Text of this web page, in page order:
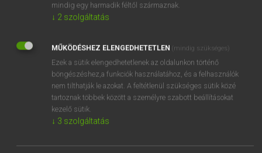
REGISZTRÁCIÓ
EURÓPAI UNIÓS TERMINOLÓGIAI SZÓTÁR
Kapcsolódó anyagok
agricultural statistics
mindig egy harmadik féltől származnak.
↓ 2 szolgáltatás
MŰKÖDÉSHEZ ELENGEDHETETLEN (mindig szükséges)
Ezek a sütik elengedhetetlenek az oldalunkon történő
böngészéshez,a funkciók használatához, és a felhasználók
nem tilthatják le azokat. A feltétlenül szükséges sütik közé
tartoznak többek között a személyre szabott beállításokat
kezelő sütik.
↓ 3 szolgáltatás